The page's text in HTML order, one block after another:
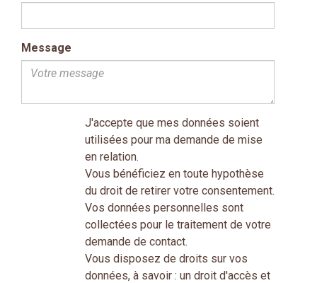
Message
J'accepte que mes données soient
utilisées pour ma demande de mise
en relation.
Vous bénéficiez en toute hypothèse
du droit de retirer votre consentement.
Vos données personnelles sont
collectées pour le traitement de votre
demande de contact.
Vous disposez de droits sur vos
données, à savoir : un droit d'accès et